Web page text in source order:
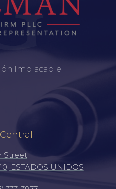
Implacable
Street
ESTADOS UNIDOS